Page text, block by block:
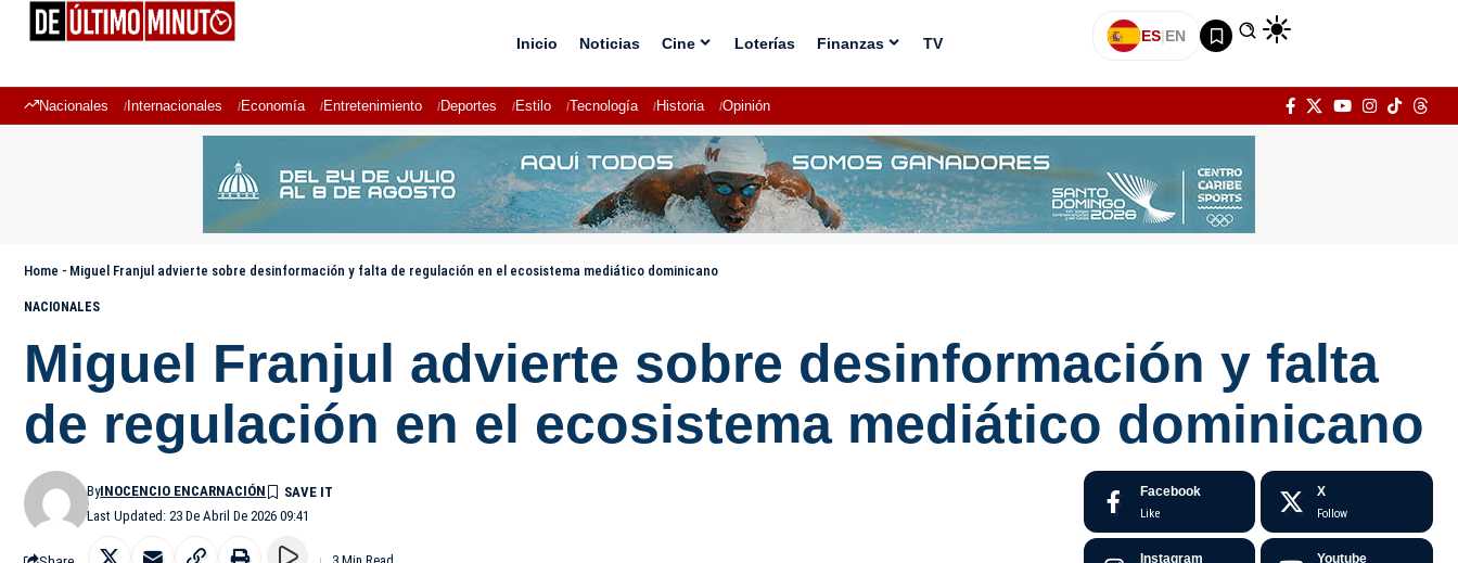
Inicio Noticias Cine Loterías Finanzas TV ES|EN
Nacionales Internacionales Economía Entretenimiento Deportes Estilo Tecnología Historia Opinión
Home - Miguel Franjul advierte sobre desinformación y falta de regulación en el ecosistema mediático dominicano
NACIONALES
Miguel Franjul advierte sobre desinformación y falta
de regulación en el ecosistema mediático dominicano
Last Updated: 23 De Abril De 2026 09:41
ByINOCENCIO ENCARNACIÓN Facebook
Like
X
Follow
Instagram Youtube